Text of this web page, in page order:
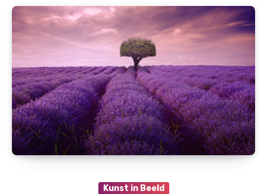
Kunst in Beeld